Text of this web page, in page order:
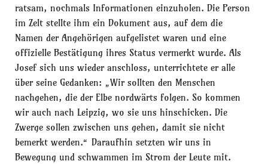
ratsam, nochmals Informationen einzuholen. Die Person
im Zelt stellte ihm ein Dokument aus, auf dem die
Namen der Angehörigen aufgelistet waren und eine
offizielle Bestätigung ihres Status vermerkt wurde. Als
Josef sich uns wieder anschloss, unterrichtete er alle
über seine Gedanken: „Wir sollten den Menschen
nachgehen, die der Elbe nordwärts folgen. So kommen
wir auch nach Leipzig, wo sie uns hinschicken. Die
Zwerge sollen zwischen uns gehen, damit sie nicht
bemerkt werden.“ Daraufhin setzten wir uns in
Bewegung und schwammen im Strom der Leute mit.